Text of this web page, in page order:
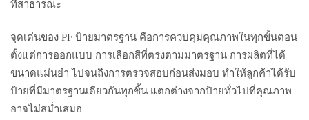
ที่สาธารณะ
จุดเด่นของ PF ป้ายมาตรฐาน คือการควบคุมคุณภาพในทุกขั้นตอน
ตั้งแต่การออกแบบ การเลือกสีที่ตรงตามมาตรฐาน การผลิตที่ได้
ขนาดแม่นยำ ไปจนถึงการตรวจสอบก่อนส่งมอบ ทำให้ลูกค้าได้รับ
ป้ายที่มีมาตรฐานเดียวกันทุกชิ้น แตกต่างจากป้ายทั่วไปที่คุณภาพ
อาจไม่สม่ำเสมอ